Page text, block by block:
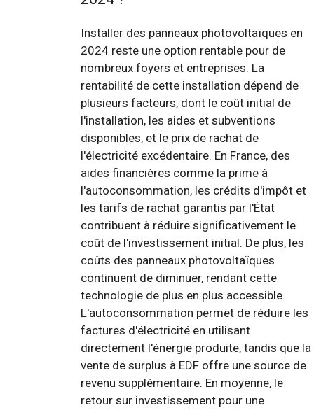
Installer des panneaux photovoltaïques en
2024 reste une option rentable pour de
nombreux foyers et entreprises. La
rentabilité de cette installation dépend de
plusieurs facteurs, dont le coût initial de
l'installation, les aides et subventions
disponibles, et le prix de rachat de
l'électricité excédentaire. En France, des
aides financières comme la prime à
l'autoconsommation, les crédits d'impôt et
les tarifs de rachat garantis par l'État
contribuent à réduire significativement le
coût de l'investissement initial. De plus, les
coûts des panneaux photovoltaïques
continuent de diminuer, rendant cette
technologie de plus en plus accessible.
L'autoconsommation permet de réduire les
factures d'électricité en utilisant
directement l'énergie produite, tandis que la
vente de surplus à EDF offre une source de
revenu supplémentaire. En moyenne, le
retour sur investissement pour une